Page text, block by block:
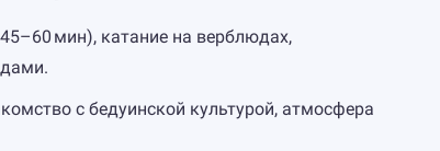
мин), катание на верблюдах,
с бедуинской культурой, атмосфера